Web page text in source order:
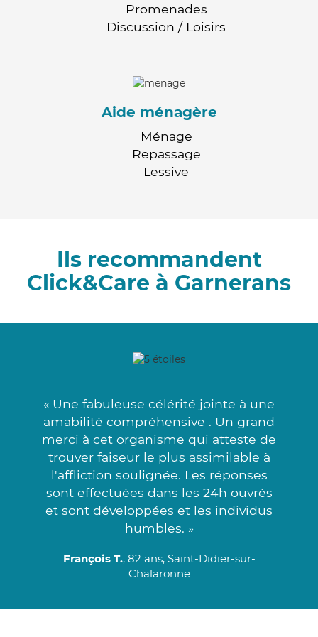
Promenades
Discussion / Loisirs
Aide ménagère
Ménage
Repassage
Lessive
Ils recommandent
Click&Care à Garnerans
« Une fabuleuse célérité jointe à une
amabilité compréhensive . Un grand
merci à cet organisme qui atteste de
trouver faiseur le plus assimilable à
l'affliction soulignée. Les réponses
sont effectuées dans les 24h ouvrés
et sont développées et les individus
humbles. »
François T., 82 ans, Saint-Didier-sur-
Chalaronne